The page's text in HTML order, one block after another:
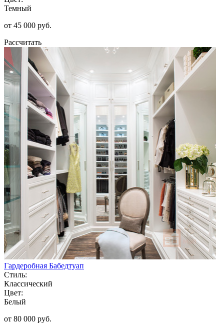
Темный
от 45 000 руб.
Рассчитать
Гардеробная Бабедтуап
Стиль:
Классический
Цвет:
Белый
от 80 000 руб.